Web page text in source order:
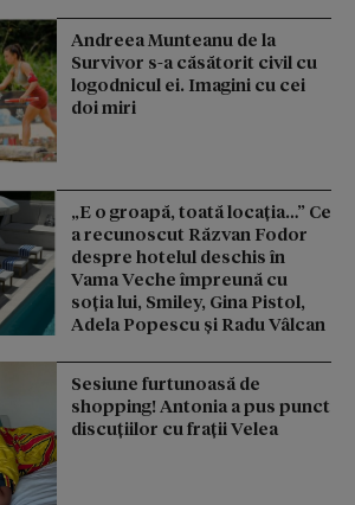
Andreea Munteanu de la
Survivor s-a căsătorit civil cu
logodnicul ei. Imagini cu cei
doi miri
„E o groapă, toată locația…” Ce
a recunoscut Răzvan Fodor
despre hotelul deschis în
Vama Veche împreună cu
soția lui, Smiley, Gina Pistol,
Adela Popescu și Radu Vâlcan
Sesiune furtunoasă de
shopping! Antonia a pus punct
discuțiilor cu frații Velea